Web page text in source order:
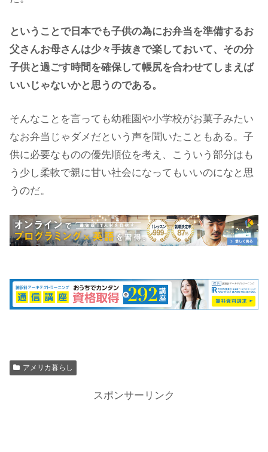
ということで日本でも子供の為にお弁当を準備するお
父さんお母さんは少々手抜きで楽しておいて、その分
子供と過ごす時間を確保して帳尻を合わせてしまえば
いいじゃないかと思うのである。
そんなことを言っても幼稚園や小学校がお菓子みたい
なお弁当じゃダメだという声を聞いたこともある。子
供に必要なものの優先順位を考え、こういう部分はも
う少し柔軟で親に甘い社会になってもいいのになと思
うのだ。
アメリカ暮らし
スポンサーリンク